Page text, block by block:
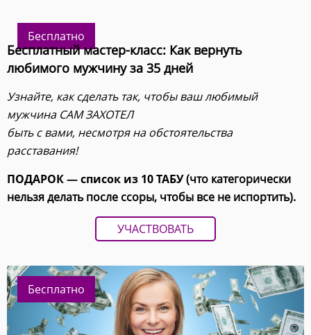
Бесплатно
Бесплатный мастер-класс: Как вернуть
любимого мужчину за 35 дней
Узнайте, как сделать так, чтобы ваш любимый
мужчина САМ ЗАХОТЕЛ
быть с вами, несмотря на обстоятельства
расставания!
ПОДАРОК — список из 10 ТАБУ(что категорически
нельзя делать после ссоры, чтобы все не испортить).
УЧАСТВОВАТЬ
Бесплатно